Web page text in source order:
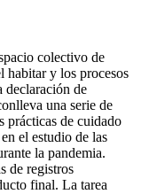
colectivo de
habitar y los procesos
declaración de
una serie de
prácticas de cuidado
el estudio de las
la pandemia.
de registros
final. La tarea